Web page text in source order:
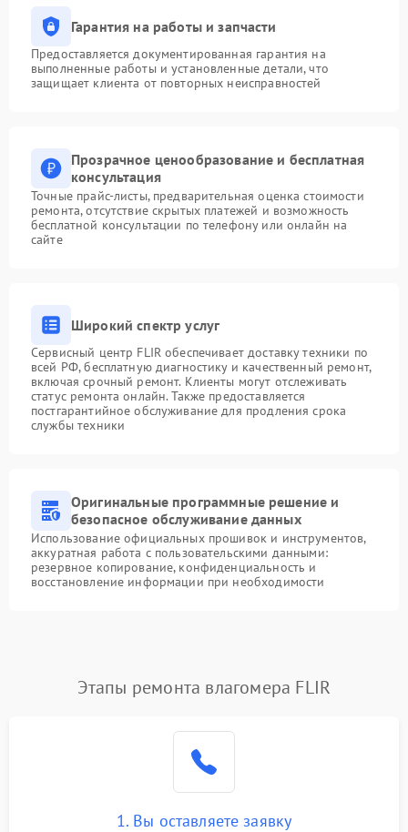
Гарантия на работы и запчасти
Предоставляется документированная гарантия на
выполненные работы и установленные детали, что
защищает клиента от повторных неисправностей
Прозрачное ценообразование и бесплатная
консультация
Точные прайс-листы, предварительная оценка стоимости
ремонта, отсутствие скрытых платежей и возможность
бесплатной консультации по телефону или онлайн на
сайте
Широкий спектр услуг
Сервисный центр FLIR обеспечивает доставку техники по
всей РФ, бесплатную диагностику и качественный ремонт,
включая срочный ремонт. Клиенты могут отслеживать
статус ремонта онлайн. Также предоставляется
постгарантийное обслуживание для продления срока
службы техники
Оригинальные программные решение и
безопасное обслуживание данных
Использование официальных прошивок и инструментов,
аккуратная работа с пользовательскими данными:
резервное копирование, конфиденциальность и
восстановление информации при необходимости
Этапы ремонта влагомера FLIR
1. Вы оставляете заявку